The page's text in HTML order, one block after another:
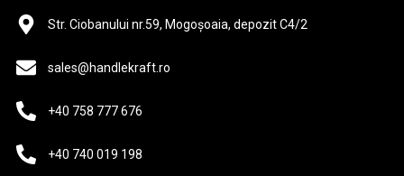
Str. Ciobanului nr.59, Mogoșoaia, depozit C4/2
sales@handlekraft.ro
+40 758 777 676
+40 740 019 198